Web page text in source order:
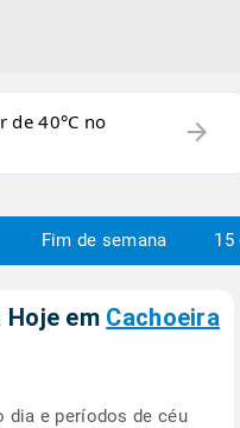
de 40°C no
arrow_forward
Fim de semana 15
Hoje em Cachoeira
dia e períodos de céu